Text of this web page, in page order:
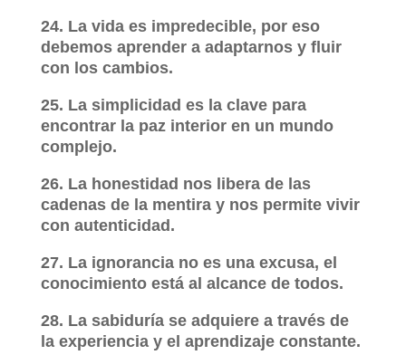
24. La vida es impredecible, por eso
debemos aprender a adaptarnos y fluir
con los cambios.
25. La simplicidad es la clave para
encontrar la paz interior en un mundo
complejo.
26. La honestidad nos libera de las
cadenas de la mentira y nos permite vivir
con autenticidad.
27. La ignorancia no es una excusa, el
conocimiento está al alcance de todos.
28. La sabiduría se adquiere a través de
la experiencia y el aprendizaje constante.